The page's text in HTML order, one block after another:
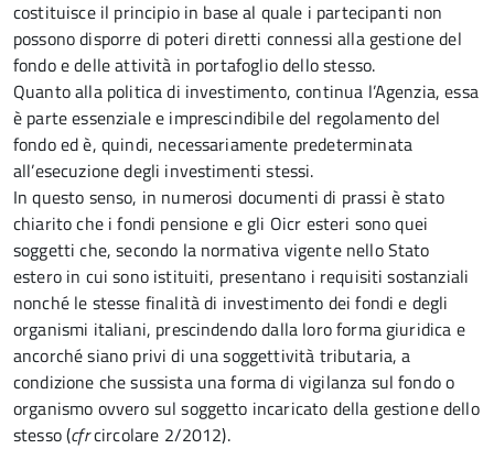
costituisce il principio in base al quale i partecipanti non
possono disporre di poteri diretti connessi alla gestione del
fondo e delle attività in portafoglio dello stesso.
Quanto alla politica di investimento, continua l’Agenzia, essa
è parte essenziale e imprescindibile del regolamento del
fondo ed è, quindi, necessariamente predeterminata
all’esecuzione degli investimenti stessi.
In questo senso, in numerosi documenti di prassi è stato
chiarito che i fondi pensione e gli Oicr esteri sono quei
soggetti che, secondo la normativa vigente nello Stato
estero in cui sono istituiti, presentano i requisiti sostanziali
nonché le stesse finalità di investimento dei fondi e degli
organismi italiani, prescindendo dalla loro forma giuridica e
ancorché siano privi di una soggettività tributaria, a
condizione che sussista una forma di vigilanza sul fondo o
organismo ovvero sul soggetto incaricato della gestione dello
stesso (cfrcircolare 2/2012).